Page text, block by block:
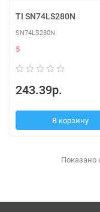
TI SN74LS280N
SN74LS280N
5
243.39р.
В корзину
Показано